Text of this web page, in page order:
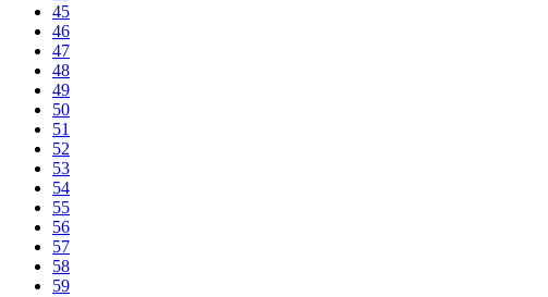
45
46
47
48
49
50
51
52
53
54
55
56
57
58
59